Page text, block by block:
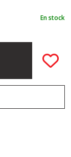
En stock